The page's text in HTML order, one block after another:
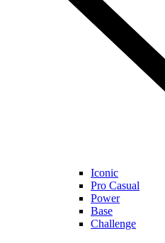
Iconic
Pro Casual
Power
Base
Challenge